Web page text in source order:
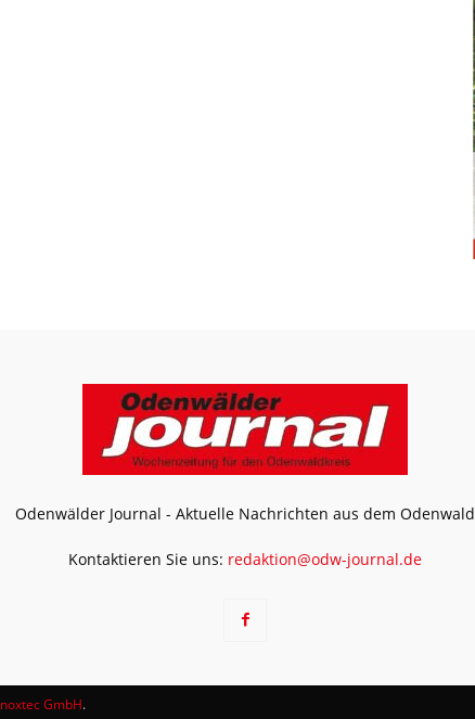
Odenwälder Journal - Aktuelle Nachrichten aus dem Odenwald
Kontaktieren Sie uns: redaktion@odw-journal.de
noxtec GmbH.